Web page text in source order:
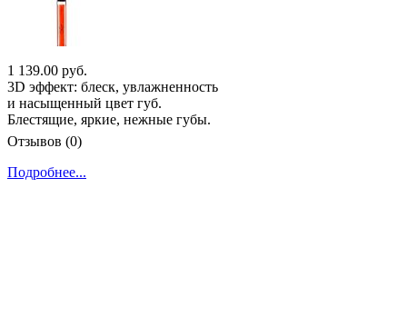
1 139.00 руб.
3D эффект: блеск, увлажненность
и насыщенный цвет губ.
Блестящие, яркие, нежные губы.
Отзывов (0)
Подробнее...